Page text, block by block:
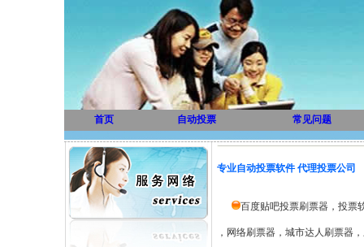
首页 自动投票 常见问题
专业自动投票软件 代理投票公司
百度贴吧投票刷票器，投票
，网络刷票器，城市达人刷票器